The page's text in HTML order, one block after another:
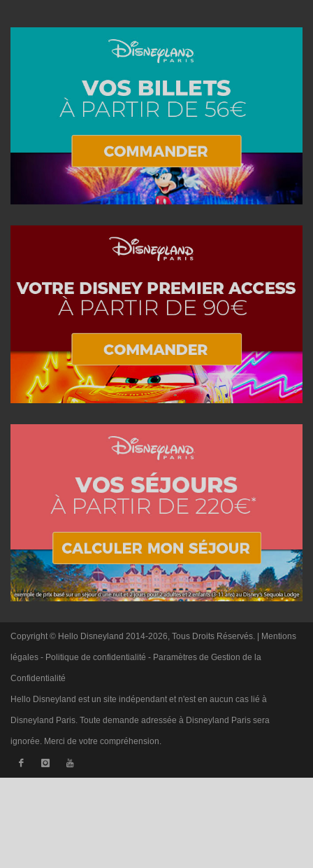
Copyright © Hello Disneyland 2014-2026, Tous Droits Réservés. | Mentions
légales - Politique de confidentialité - Paramètres de Gestion de la
Confidentialité
Hello Disneyland est un site indépendant et n'est en aucun cas lié à
Disneyland Paris. Toute demande adressée à Disneyland Paris sera
ignorée. Merci de votre compréhension.